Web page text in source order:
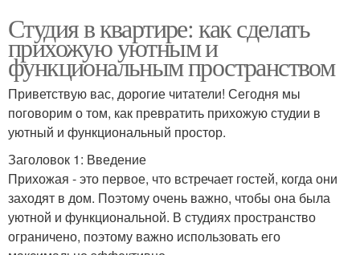
Студия в квартире: как сделать
прихожую уютным и
функциональным пространством
Приветствую вас, дорогие читатели! Сегодня мы
поговорим о том, как превратить прихожую студии в
уютный и функциональный простор.
Заголовок 1: Введение
Прихожая - это первое, что встречает гостей, когда они
заходят в дом. Поэтому очень важно, чтобы она была
уютной и функциональной. В студиях пространство
ограничено, поэтому важно использовать его